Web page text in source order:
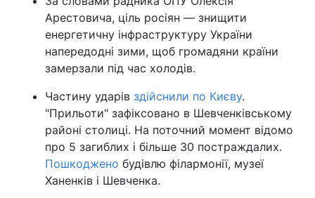
Арестовича, ціль росіян — знищити
енергетичну інфраструктуру України
напередодні зими, щоб громадяни країни
замерзали під час холодів.
Частину ударів здійснили по Києву.
"Прильоти" зафіксовано в Шевченківському
районі столиці. На поточний момент відомо
про 5 загиблих і більше 30 постраждалих.
Пошкоджено будівлю філармонії, музеї
Ханенків і Шевченка.